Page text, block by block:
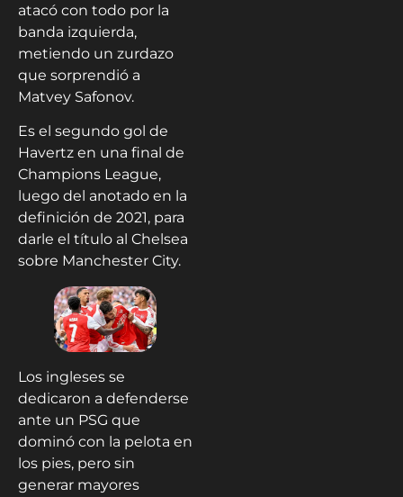
atacó con todo por la
banda izquierda,
metiendo un zurdazo
que sorprendió a
Matvey Safonov.
Es el segundo gol de
Havertz en una final de
Champions League,
luego del anotado en la
definición de 2021, para
darle el título al Chelsea
sobre Manchester City.
Los ingleses se
dedicaron a defenderse
ante un PSG que
dominó con la pelota en
los pies, pero sin
generar mayores